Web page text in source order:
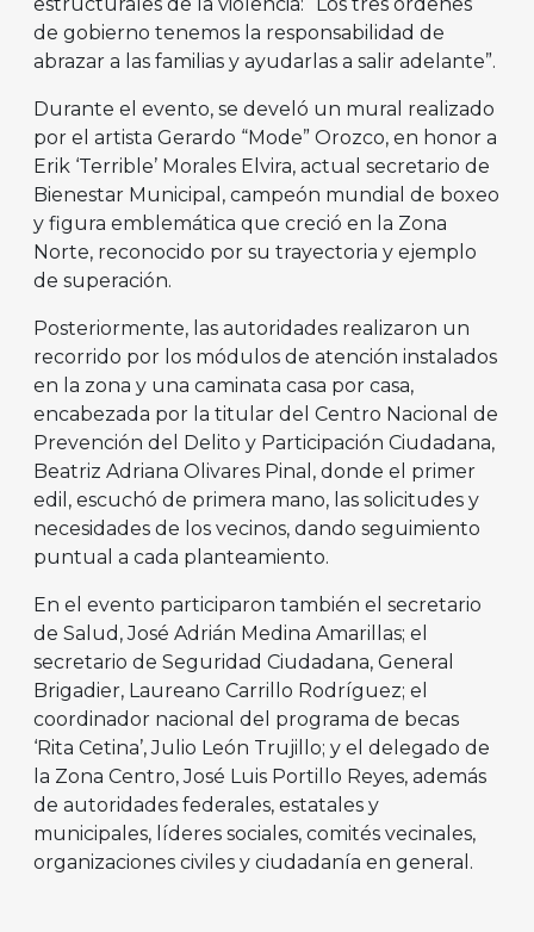
de gobierno tenemos la responsabilidad de
abrazar a las familias y ayudarlas a salir adelante”.
Durante el evento, se develó un mural realizado
por el artista Gerardo “Mode” Orozco, en honor a
Erik ‘Terrible’ Morales Elvira, actual secretario de
Bienestar Municipal, campeón mundial de boxeo
y figura emblemática que creció en la Zona
Norte, reconocido por su trayectoria y ejemplo
de superación.
Posteriormente, las autoridades realizaron un
recorrido por los módulos de atención instalados
en la zona y una caminata casa por casa,
encabezada por la titular del Centro Nacional de
Prevención del Delito y Participación Ciudadana,
Beatriz Adriana Olivares Pinal, donde el primer
edil, escuchó de primera mano, las solicitudes y
necesidades de los vecinos, dando seguimiento
puntual a cada planteamiento.
En el evento participaron también el secretario
de Salud, José Adrián Medina Amarillas; el
secretario de Seguridad Ciudadana, General
Brigadier, Laureano Carrillo Rodríguez; el
coordinador nacional del programa de becas
‘Rita Cetina’, Julio León Trujillo; y el delegado de
la Zona Centro, José Luis Portillo Reyes, además
de autoridades federales, estatales y
municipales, líderes sociales, comités vecinales,
organizaciones civiles y ciudadanía en general.